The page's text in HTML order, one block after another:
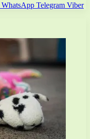
WhatsApp Telegram Viber